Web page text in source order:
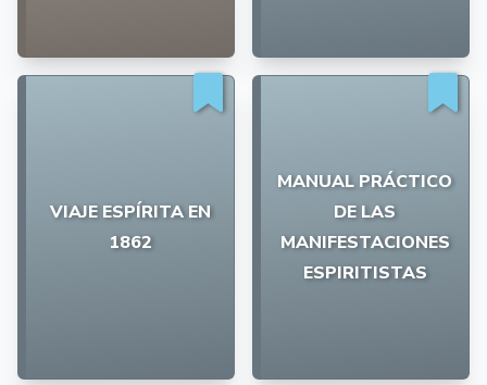
VIAJE ESPÍRITA EN
1862
MANUAL PRÁCTICO
DE LAS
MANIFESTACIONES
ESPIRITISTAS